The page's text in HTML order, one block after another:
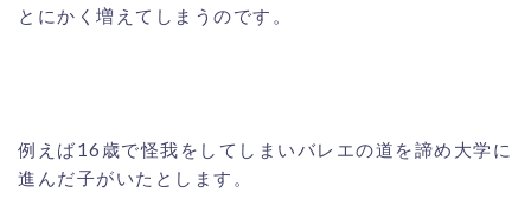
とにかく増えてしまうのです。
例えば16歳で怪我をしてしまいバレエの道を諦め大学に
進んだ子がいたとします。